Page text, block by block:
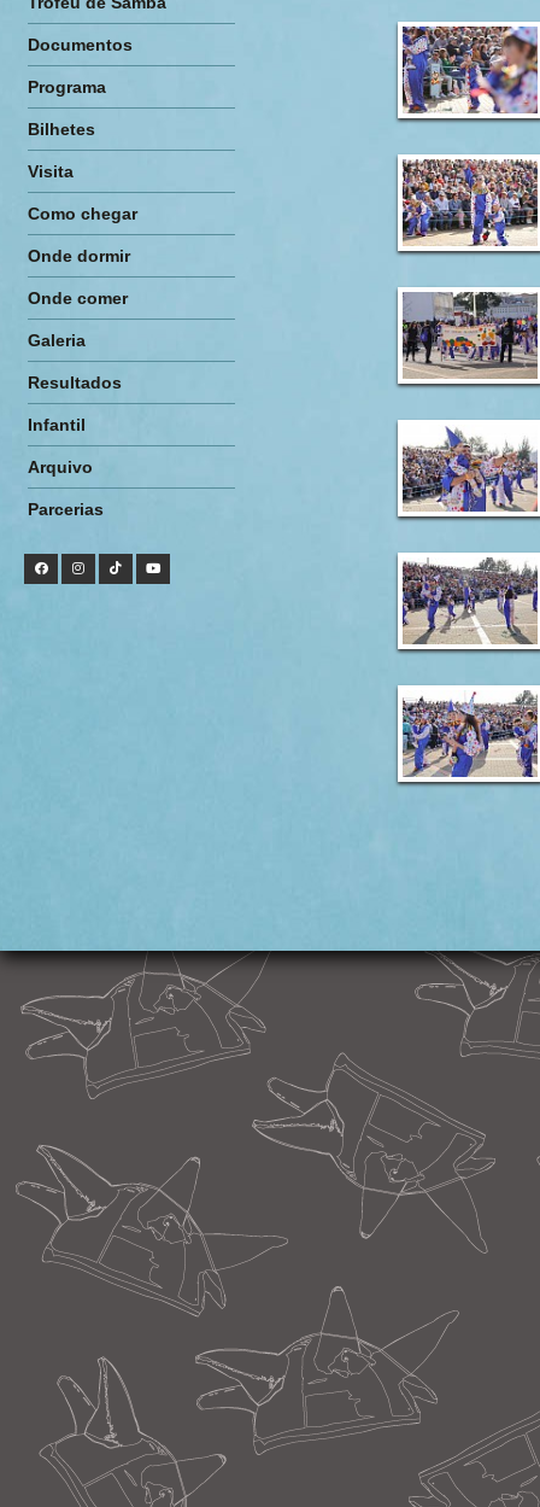
Documentos
Programa
Bilhetes
Visita
Como chegar
Onde dormir
Onde comer
Galeria
Resultados
Infantil
Arquivo
Parcerias